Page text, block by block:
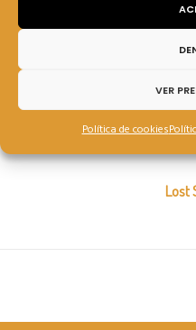
VER
Política de cookies
Fotografía:
Lost